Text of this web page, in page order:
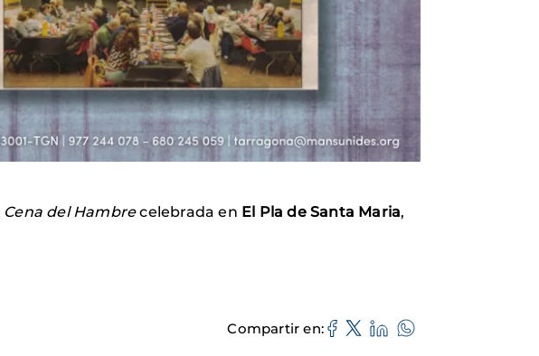
Cena del Hambrecelebrada en El Pla de Santa Maria,
Compartir en